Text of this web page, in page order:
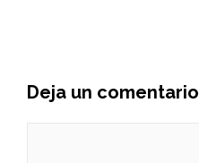
Deja un comentario